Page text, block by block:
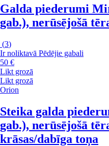
Galda piederumi
gab.), nerūsējošā
(3)
Ir noliktavā Pēdējie gabali
50 €
Likt grozā
Likt grozā
Orion
Steika galda
gab.), nerūsējošā
krāsas/dabīga toņa